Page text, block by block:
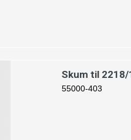
Skum til 2218/
55000-403